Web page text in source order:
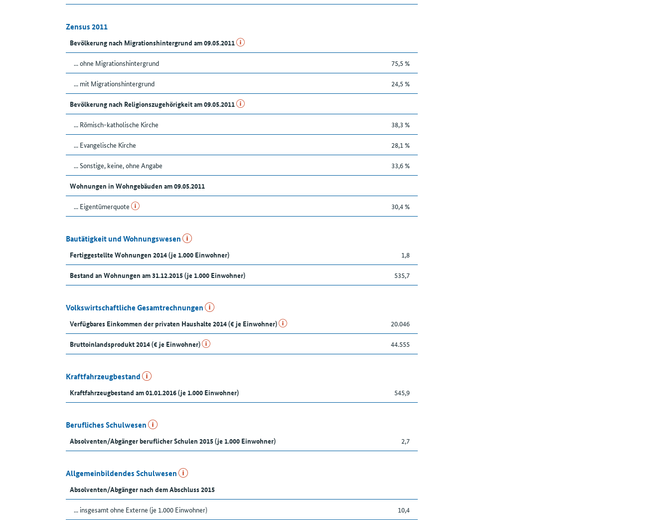
Zensus 2011
Bevölkerung nach Migrationshintergrund am 09.05.2011
... ohne Migrationshintergrund 75,5 %
... mit Migrationshintergrund 24,5 %
Bevölkerung nach Religionszugehörigkeit am 09.05.2011
... Römisch-katholische Kirche 38,3 %
... Evangelische Kirche 28,1 %
... Sonstige, keine, ohne Angabe 33,6 %
Wohnungen in Wohngebäuden am 09.05.2011
... Eigentümerquote 30,4 %
Bautätigkeit und Wohnungswesen
Fertiggestellte Wohnungen 2014 (je 1.000 Einwohner) 1,8
Bestand an Wohnungen am 31.12.2015 (je 1.000 Einwohner) 535,7
Volkswirtschaftliche Gesamtrechnungen
Verfügbares Einkommen der privaten Haushalte 2014 (€ je Einwohner) 20.046
Bruttoinlandsprodukt 2014 (€ je Einwohner) 44.555
Kraftfahrzeugbestand
Kraftfahrzeugbestand am 01.01.2016 (je 1.000 Einwohner) 545,9
Berufliches Schulwesen
Absolventen/Abgänger beruflicher Schulen 2015 (je 1.000 Einwohner) 2,7
Allgemeinbildendes Schulwesen
Absolventen/Abgänger nach dem Abschluss 2015
... insgesamt ohne Externe (je 1.000 Einwohner) 10,4